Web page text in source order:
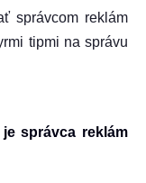
správcom reklám
tipmi na správu
správca reklám